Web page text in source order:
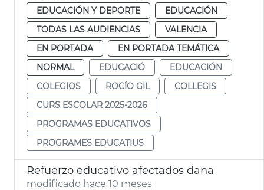
EDUCACIÓN Y DEPORTE
EDUCACIÓN
TODAS LAS AUDIENCIAS
VALENCIA
EN PORTADA
EN PORTADA TEMÁTICA
NORMAL
EDUCACIÓ
EDUCACIÓN
COLEGIOS
ROCÍO GIL
COLLEGIS
CURS ESCOLAR 2025-2026
PROGRAMAS EDUCATIVOS
PROGRAMES EDUCATIUS
Refuerzo educativo afectados dana
modificado hace 10 meses